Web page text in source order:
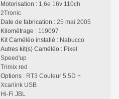
Motorisation : 1,6e 16v 110ch
2Tronic
Date de fabrication : 25 mai 2005
Kilométrage : 119097
Kit Caméléo installé : Nabucco
Autres kit(s) Caméléo : Pixel
Speed'up
Trimix red
Options : RT3 Couleur 5.5D +
Xcarlink USB
Hi-Fi JBL